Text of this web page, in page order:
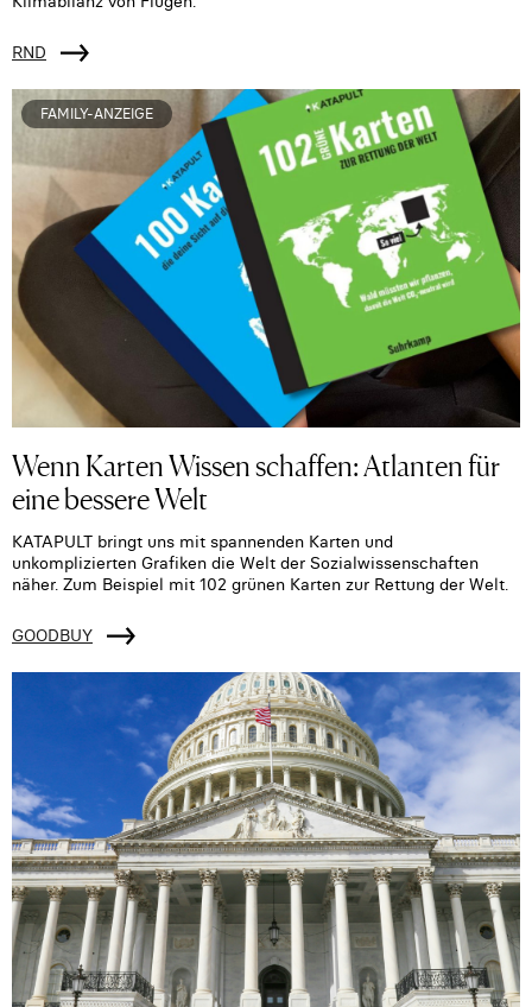
RND
FAMILY-ANZEIGE
Wenn Karten Wissen schaffen: Atlanten für
eine bessere Welt
KATAPULT bringt uns mit spannenden Karten und
unkomplizierten Grafiken die Welt der Sozialwissenschaften
näher. Zum Beispiel mit 102 grünen Karten zur Rettung der Welt.
GOODBUY